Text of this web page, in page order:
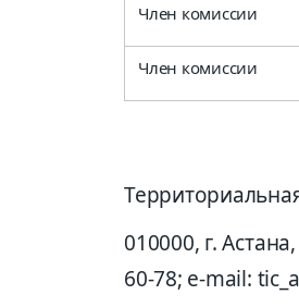
Член комиссии
Член комиссии
010000, г.
60-78; e-mail: